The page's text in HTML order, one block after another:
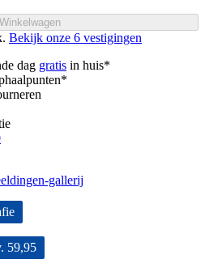
Winkelwagen
Bekijk onze 6 vestigingen
dag gratis in huis*
gallerij
59,95